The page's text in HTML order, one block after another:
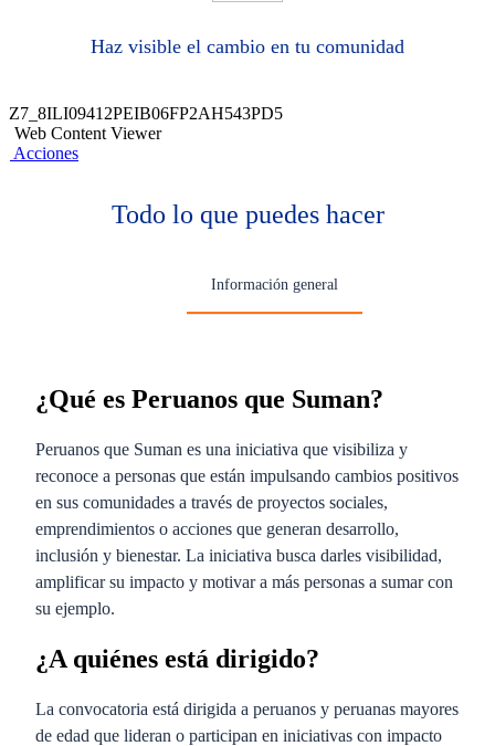
Haz visible el cambio en tu comunidad
Z7_8ILI09412PEIB06FP2AH543PD5
Web Content Viewer
Acciones
Todo lo que puedes hacer
Información general
¿Qué es Peruanos que Suman?
Peruanos que Suman es una iniciativa que visibiliza y
reconoce a personas que están impulsando cambios positivos
en sus comunidades a través de proyectos sociales,
emprendimientos o acciones que generan desarrollo,
inclusión y bienestar. La iniciativa busca darles visibilidad,
amplificar su impacto y motivar a más personas a sumar con
su ejemplo.
¿A quiénes está dirigido?
La convocatoria está dirigida a peruanos y peruanas mayores
de edad que lideran o participan en iniciativas con impacto